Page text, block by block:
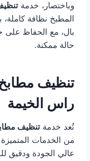
وباختصار، خدمة
المطبخ نظافة
بال، مع الحفاظ على
حالة ممكنة.
تنظيف
راس الخيمة
تُعد خدمة تنظيف
من الخدمات
عالي الجودة ودقيق